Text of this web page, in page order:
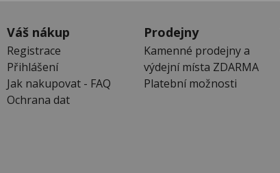
Váš nákup
Registrace
Přihlášení
Jak nakupovat - FAQ
Ochrana dat
Prodejny
Kamenné prodejny a
výdejní místa ZDARMA
Platební možnosti